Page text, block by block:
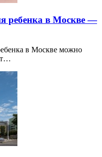
ребенка в Москве —
в Москве можно